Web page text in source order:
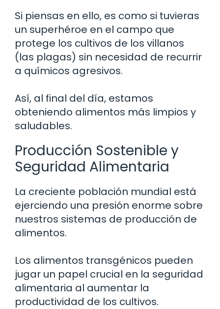
Si piensas en ello, es como si tuvieras
un superhéroe en el campo que
protege los cultivos de los villanos
(las plagas) sin necesidad de recurrir
a químicos agresivos.
Así, al final del día, estamos
obteniendo alimentos más limpios y
saludables.
Producción Sostenible y
Seguridad Alimentaria
La creciente población mundial está
ejerciendo una presión enorme sobre
nuestros sistemas de producción de
alimentos.
Los alimentos transgénicos pueden
jugar un papel crucial en la seguridad
alimentaria al aumentar la
productividad de los cultivos.